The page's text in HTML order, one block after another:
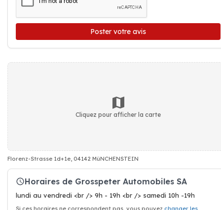
Poster votre avis
Cliquez pour afficher la carte
Florenz-Strasse 1d+1e, 04142 MüNCHENSTEIN
Horaires de Grosspeter Automobiles SA
lundi au vendredi <br /> 9h - 19h <br /> samedi 10h -19h
Si ces horaires ne correspondent pas, vous pouvez changer les